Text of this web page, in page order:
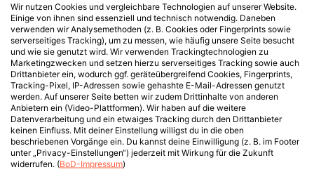
Wir nutzen Cookies und vergleichbare Technologien auf unserer Website.
Einige von ihnen sind essenziell und technisch notwendig. Daneben
verwenden wir Analysemethoden (z. B. Cookies oder Fingerprints sowie
serverseitiges Tracking), um zu messen, wie häufig unsere Seite besucht
und wie sie genutzt wird. Wir verwenden Trackingtechnologien zu
Marketingzwecken und setzen hierzu serverseitiges Tracking sowie auch
Drittanbieter ein, wodurch ggf. geräteübergreifend Cookies, Fingerprints,
Tracking-Pixel, IP-Adressen sowie gehashte E-Mail-Adressen genutzt
werden. Auf unserer Seite betten wir zudem Drittinhalte von anderen
Anbietern ein (Video-Plattformen). Wir haben auf die weitere
Datenverarbeitung und ein etwaiges Tracking durch den Drittanbieter
keinen Einfluss. Mit deiner Einstellung willigst du in die oben
beschriebenen Vorgänge ein. Du kannst deine Einwilligung (z. B. im Footer
unter „Privacy-Einstellungen“) jederzeit mit Wirkung für die Zukunft
widerrufen. (BoD-Impressum)